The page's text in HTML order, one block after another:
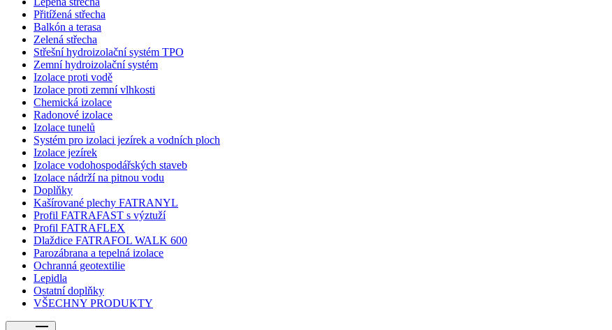
Přitížená střecha
Balkón a terasa
Zelená střecha
Střešní hydroizolační systém TPO
Zemní hydroizolační systém
Izolace proti vodě
Izolace proti zemní vlhkosti
Chemická izolace
Radonové izolace
Izolace tunelů
Systém pro izolaci jezírek a vodních ploch
Izolace jezírek
Izolace vodohospodářských staveb
Izolace nádrží na pitnou vodu
Doplňky
Kašírované plechy FATRANYL
Profil FATRAFAST s výztuží
Profil FATRAFLEX
Dlaždice FATRAFOL WALK 600
Parozábrana a tepelná izolace
Ochranná geotextilie
Lepidla
Ostatní doplňky
VŠECHNY PRODUKTY